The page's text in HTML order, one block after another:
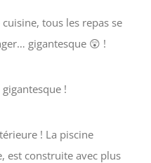
tous les repas se
gigantesque 😲 !
!
! La piscine
est construite avec plus